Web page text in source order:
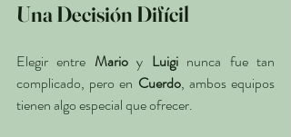
Una Decisión Difícil
Elegir entre Mario y Luigi nunca fue tan
complicado, pero en Cuerdo, ambos equipos
tienen algo especial que ofrecer.